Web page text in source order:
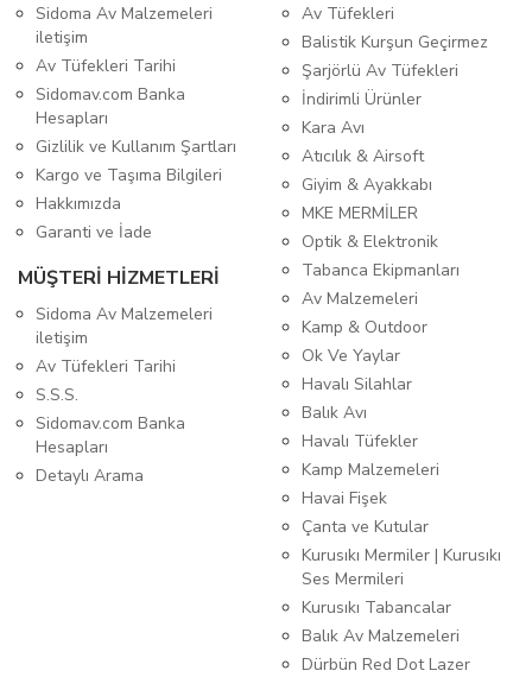
Sidoma Av Malzemeleri
iletişim
Av Tüfekleri Tarihi
Sidomav.com Banka
Hesapları
Gizlilik ve Kullanım Şartları
Kargo ve Taşıma Bilgileri
Hakkımızda
Garanti ve İade
MÜŞTERİ HİZMETLERİ
Sidoma Av Malzemeleri
iletişim
Av Tüfekleri Tarihi
S.S.S.
Sidomav.com Banka
Hesapları
Detaylı Arama
Av Tüfekleri
Balistik Kurşun Geçirmez
Şarjörlü Av Tüfekleri
İndirimli Ürünler
Kara Avı
Atıcılık & Airsoft
Giyim & Ayakkabı
MKE MERMİLER
Optik & Elektronik
Tabanca Ekipmanları
Av Malzemeleri
Kamp & Outdoor
Ok Ve Yaylar
Havalı Silahlar
Balık Avı
Havalı Tüfekler
Kamp Malzemeleri
Havai Fişek
Çanta ve Kutular
Kurusıkı Mermiler | Kurusıkı
Ses Mermileri
Kurusıkı Tabancalar
Balık Av Malzemeleri
Dürbün Red Dot Lazer